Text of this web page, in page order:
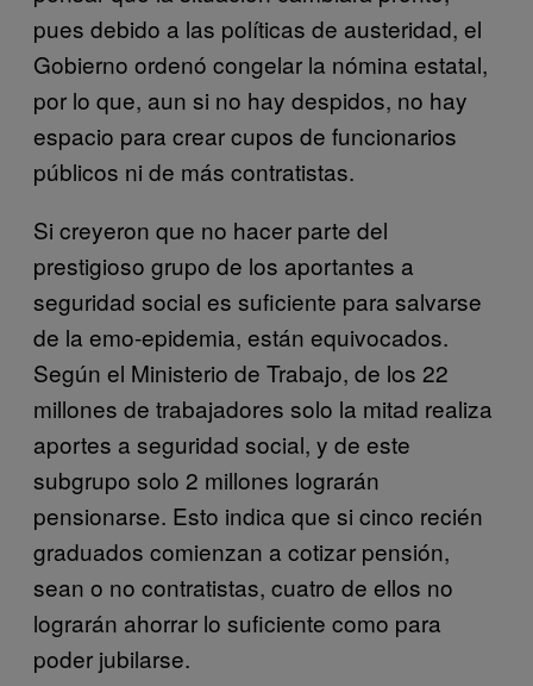
pues debido a las políticas de austeridad, el
Gobierno ordenó congelar la nómina estatal,
por lo que, aun si no hay despidos, no hay
espacio para crear cupos de funcionarios
públicos ni de más contratistas.
Si creyeron que no hacer parte del
prestigioso grupo de los aportantes a
seguridad social es suficiente para salvarse
de la emo-epidemia, están equivocados.
Según el Ministerio de Trabajo, de los 22
millones de trabajadores solo la mitad realiza
aportes a seguridad social, y de este
subgrupo solo 2 millones lograrán
pensionarse. Esto indica que si cinco recién
graduados comienzan a cotizar pensión,
sean o no contratistas, cuatro de ellos no
lograrán ahorrar lo suficiente como para
poder jubilarse.